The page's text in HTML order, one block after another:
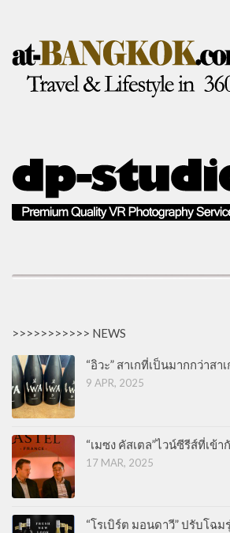
>>>>>>>>>>> NEWS
“อิวะ” สาเกที่เป็นมากกว่าสาเ
9 APR, 2025
“เมซง คัสเตล”ไวน์ซีรีส์ที่เข้
17 MAR, 2025
“โรเบิร์ต มอนดาวี” ปรับโฉ